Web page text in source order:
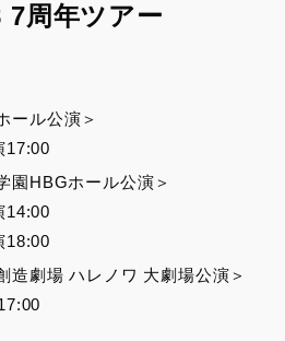
7周年ツアー
ール公演＞
17:00
園HBGホール公演＞
14:00
18:00
造劇場 ハレノワ 大劇場公演＞